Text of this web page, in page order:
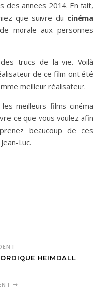
des annees 2014. En fait,
que suivre du cinéma
morale aux personnes
trucs de la vie. Voilà
de ce film ont été
meilleur réalisateur.
meilleurs films cinéma
ce que vous voulez afin
beaucoup de ces
Luc.
HEIMDALL